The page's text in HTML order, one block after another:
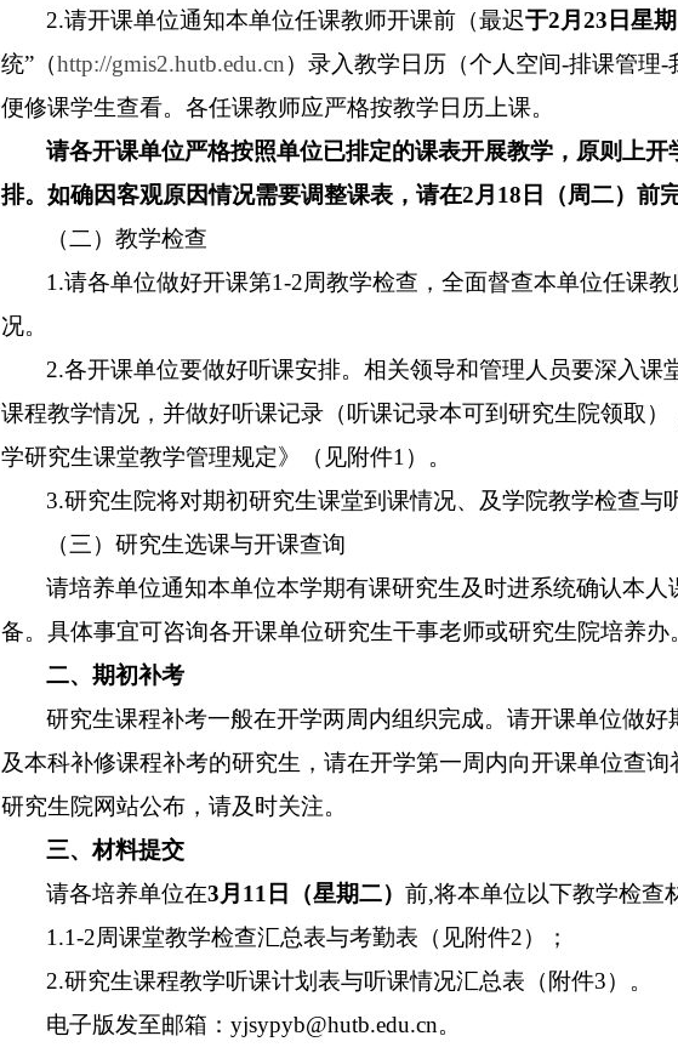
2.请开课单位通知本单位任课教师开课前（最迟于2月23日星
统”（http://gmis2.hutb.edu.cn）录入教学日历（个人空间-排课管理
便修课学生查看。各任课教师应严格按教学日历上课。
请各开课单位严格按照单位已排定的课表开展教学，原则上
排。如确因客观原因情况需要调整课表， 请在2月18日（周二）前
（二）教学检查
1.请各单位做好开课第1-2周教学检查，全面督查本单位任课
况。
2.各开课单位要做好听课安排。相关领导和管理人员要深入课
课程教学情况，并做好听课记录（听课记录本可到研究生院领取
学研究生课堂教学管理规定》（见附件1）。
3.研究生院将对期初研究生课堂到课情况、及学院教学检查与
（三）研究生选课与开课查询
请培养单位通知本单位本学期有课研究生及时进系统确认本
备。具体事宜可咨询各开课单位研究生干事老师或研究生院培养办
二、期初补考
研究生课程补考一般在开学两周内组织完成。请开课单位做
及本科补修课程补考的研究生，请在开学第一周内向开课单位查
研究生院网站公布，请及时关注。
三、材料提交
请各培养单位在3月11日（星期二） 前,将本单位以下教学检查
1.1-2周课堂教学检查汇总表与考勤表（见附件2）；
2.研究生课程教学听课计划表与听课情况汇总表（附件3）。
电子版发至邮箱：yjsypyb@hutb.edu.cn。